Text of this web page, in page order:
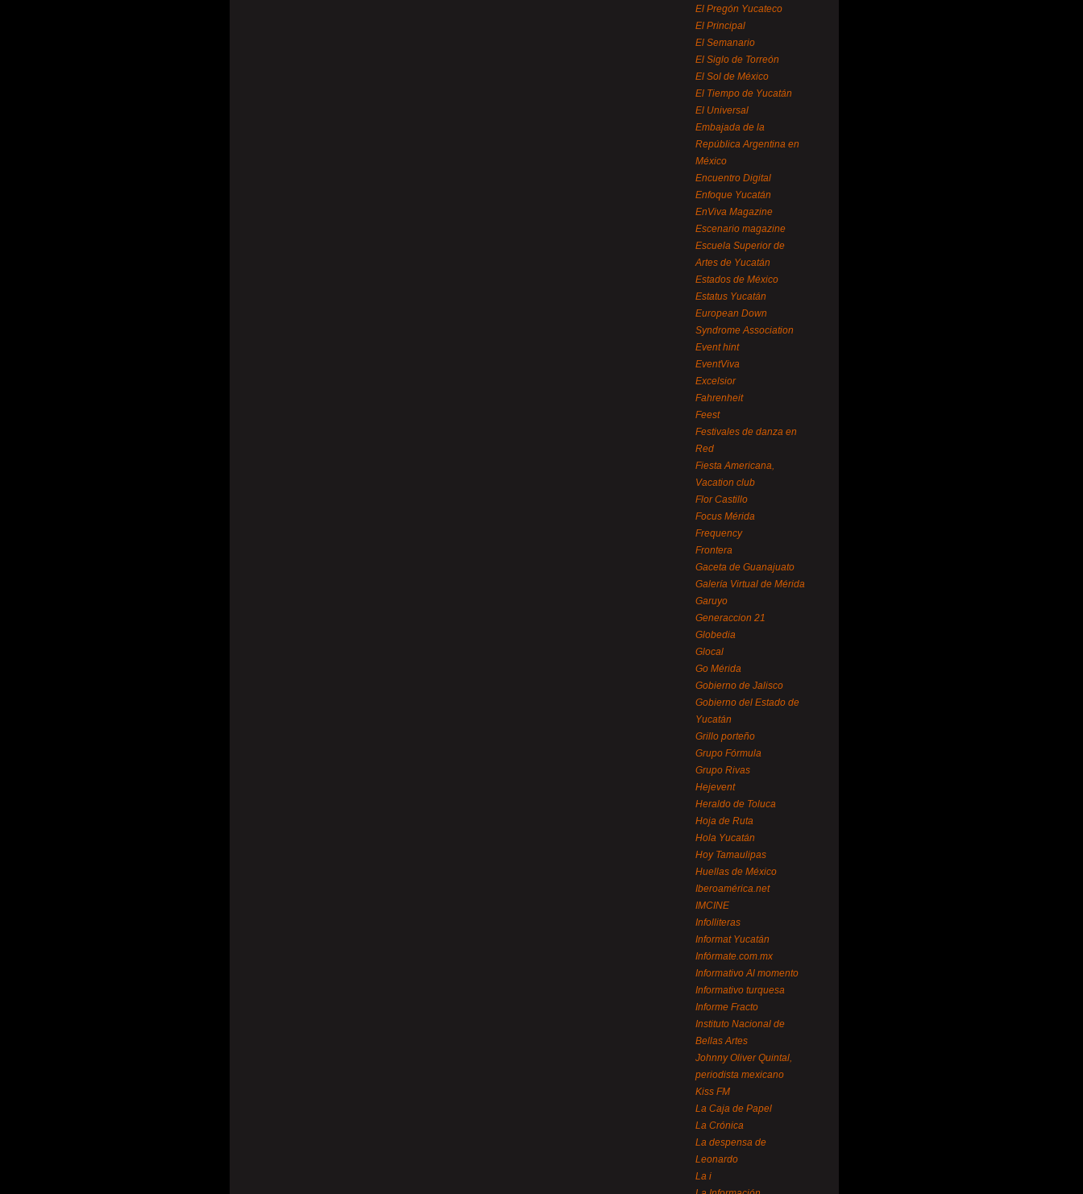
El Pregón Yucateco
El Principal
El Semanario
El Siglo de Torreón
El Sol de México
El Tiempo de Yucatán
El Universal
Embajada de la
República Argentina en
México
Encuentro Digital
Enfoque Yucatán
EnViva Magazine
Escenario magazine
Escuela Superior de
Artes de Yucatán
Estados de México
Estatus Yucatán
European Down
Syndrome Association
Event hint
EventViva
Excelsior
Fahrenheit
Feest
Festivales de danza en
Red
Fiesta Americana,
Vacation club
Flor Castillo
Focus Mérida
Frequency
Frontera
Gaceta de Guanajuato
Galería Virtual de Mérida
Garuyo
Generaccion 21
Globedia
Glocal
Go Mérida
Gobierno de Jalisco
Gobierno del Estado de
Yucatán
Grillo porteño
Grupo Fórmula
Grupo Rivas
Hejevent
Heraldo de Toluca
Hoja de Ruta
Hola Yucatán
Hoy Tamaulipas
Huellas de México
Iberoamérica.net
IMCINE
Infolliteras
Informat Yucatán
Infórmate.com.mx
Informativo Al momento
Informativo turquesa
Informe Fracto
Instituto Nacional de
Bellas Artes
Johnny Oliver Quintal,
periodista mexicano
Kiss FM
La Caja de Papel
La Crónica
La despensa de
Leonardo
La i